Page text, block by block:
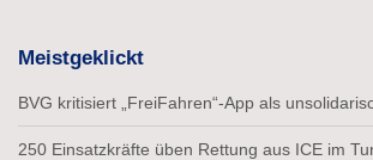
Meistgeklickt
BVG kritisiert „FreiFahren“-App als
250 Einsatzkräfte üben Rettung aus ICE im